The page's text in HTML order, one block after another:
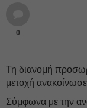
0
Τη διανομή
μετοχή
Σύμφωνα με την